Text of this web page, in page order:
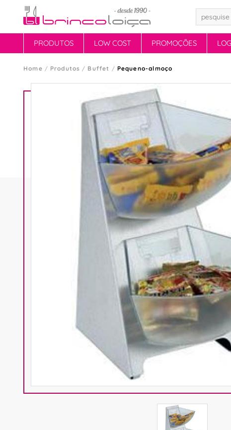
PRODUTOS LOW COST PROMOÇÕES
Home Produtos Buffet Pequeno-almoço